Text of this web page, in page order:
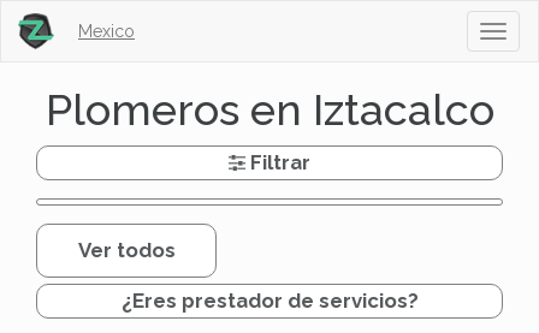
Mexico
Plomeros en Iztacalco
Filtrar
Ver todos
¿Eres prestador de servicios?